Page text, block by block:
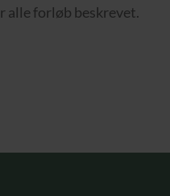
alle forløb beskrevet.